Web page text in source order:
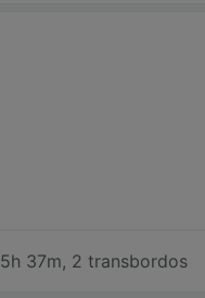
5h 37m, 2 transbordos